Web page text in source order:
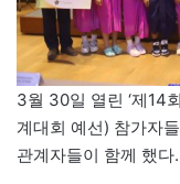
3월 30일 열린 ‘제14
계대회 예선) 참가자
관계자들이 함께 했다.